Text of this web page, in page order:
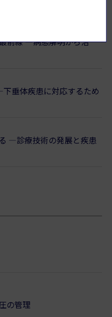
前線 ―病態解明から治
垂体疾患に対応するため
―診療技術の発展と疾患
の管理